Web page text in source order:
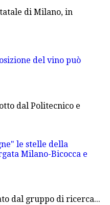
di Milano, in
dal Politecnico e
dal gruppo di ricerca...